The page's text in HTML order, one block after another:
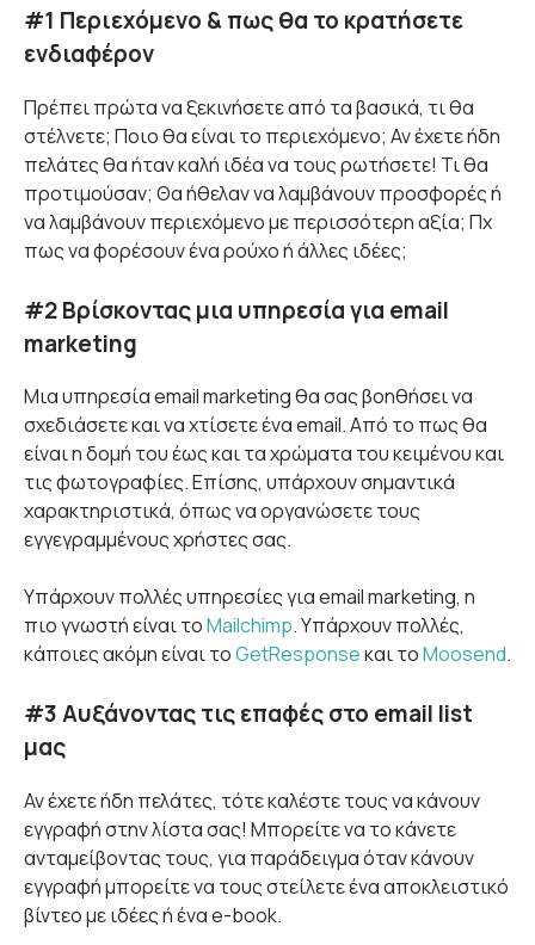
#1 Περιεχόμενο & πως θα το κρατήσετε
ενδιαφέρον
Πρέπει πρώτα να ξεκινήσετε από τα βασικά, τι θα
στέλνετε; Ποιο θα είναι το περιεχόμενο; Αν έχετε ήδη
πελάτες θα ήταν καλή ιδέα να τους ρωτήσετε! Τι θα
προτιμούσαν; Θα ήθελαν να λαμβάνουν προσφορές ή
να λαμβάνουν περιεχόμενο με περισσότερη αξία; Πχ
πως να φορέσουν ένα ρούχο ή άλλες ιδέες;
#2 Βρίσκοντας μια υπηρεσία για email
marketing
Μια υπηρεσία email marketing θα σας βοηθήσει να
σχεδιάσετε και να χτίσετε ένα email. Από το πως θα
είναι η δομή του έως και τα χρώματα του κειμένου και
τις φωτογραφίες. Επίσης, υπάρχουν σημαντικά
χαρακτηριστικά, όπως να οργανώσετε τους
εγγεγραμμένους χρήστες σας.
Υπάρχουν πολλές υπηρεσίες για email marketing, η
πιο γνωστή είναι τοMailchimp. Υπάρχουν πολλές,
κάποιες ακόμη είναι τοGetResponseκαι τοMoosend.
#3 Αυξάνοντας τις επαφές στο email list
μας
Αν έχετε ήδη πελάτες, τότε καλέστε τους να κάνουν
εγγραφή στην λίστα σας! Μπορείτε να το κάνετε
ανταμείβοντας τους, για παράδειγμα όταν κάνουν
εγγραφή μπορείτε να τους στείλετε ένα αποκλειστικό
βίντεο με ιδέες ή ένα e-book.